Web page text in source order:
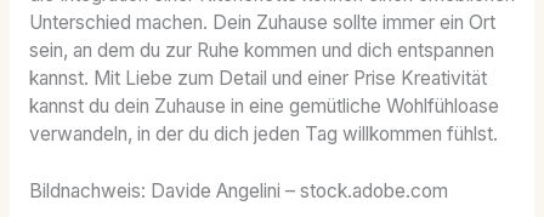
Unterschied machen. Dein Zuhause sollte immer ein Ort
sein, an dem du zur Ruhe kommen und dich entspannen
kannst. Mit Liebe zum Detail und einer Prise Kreativität
kannst du dein Zuhause in eine gemütliche Wohlfühloase
verwandeln, in der du dich jeden Tag willkommen fühlst.
Bildnachweis: Davide Angelini – stock.adobe.com